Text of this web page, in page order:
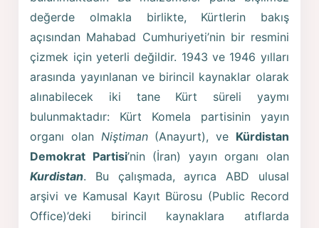
değerde olmakla birlikte, Kürtlerin bakış
açısından Mahabad Cumhuriyeti’nin bir resmini
çizmek için yeterli değildir. 1943 ve 1946 yılları
arasında yayınlanan ve birincil kaynaklar olarak
alınabilecek iki tane Kürt süreli yaymı
bulunmaktadır: Kürt Komela partisinin yayın
organı olan Niştiman(Anayurt), ve Kürdistan
Demokrat Partisi’nin (İran) yayın organı olan
Kurdistan. Bu çalışmada, ayrıca ABD ulusal
arşivi ve Kamusal Kayıt Bürosu (Public Record
Office)’deki birincil kaynaklara atıflarda